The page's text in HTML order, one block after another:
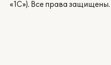
«1С»). Все права защищены.